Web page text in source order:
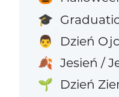
🎓
👨 Dzień
🍂 Jesień /
🌱 Dzień